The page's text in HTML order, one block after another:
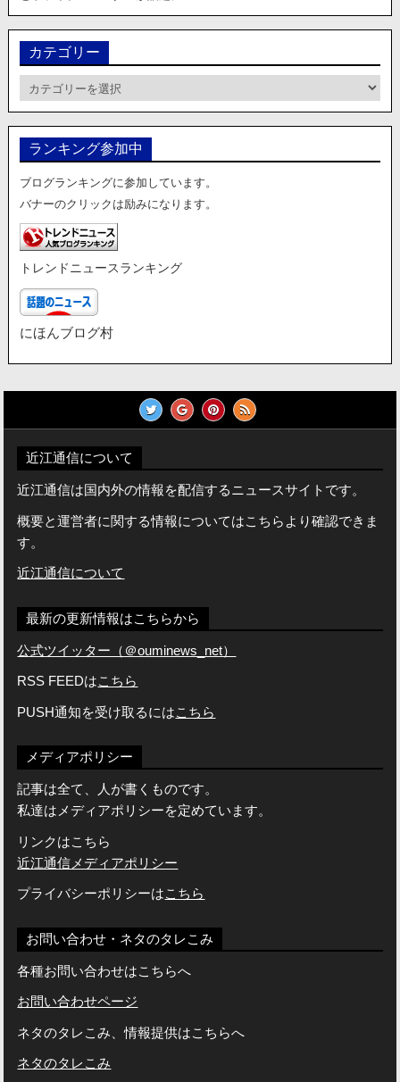
カテゴリー
テ
リ
ランキング参加中
ブログランキングに参加しています。
バナーのクリックは励みになります。
トレンドニュースランキング
にほんブログ村
近江通信について
近江通信は国内外の情報を配信するニュースサイトです。
概要と運営者に関する情報についてはこちらより確認できま
す。
近江通信について
最新の更新情報はこちらから
公式ツイッター（＠ouminews_net）
RSS FEEDはこちら
PUSH通知を受け取るにはこちら
メディアポリシー
記事は全て、人が書くものです。
私達はメディアポリシーを定めています。
リンクはこちら
近江通信メディアポリシー
プライバシーポリシーはこちら
お問い合わせ・ネタのタレこみ
各種お問い合わせはこちらへ
お問い合わせページ
ネタのタレこみ、情報提供はこちらへ
ネタのタレこみ